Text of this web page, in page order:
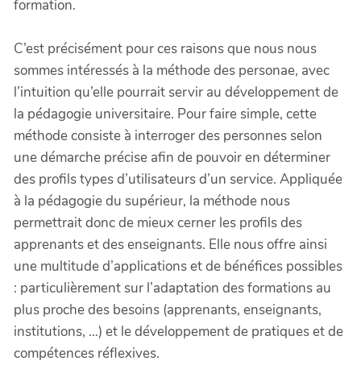
formation.
C’est précisément pour ces raisons que nous nous
sommes intéressés à la méthode des personae, avec
l’intuition qu’elle pourrait servir au développement de
la pédagogie universitaire. Pour faire simple, cette
méthode consiste à interroger des personnes selon
une démarche précise afin de pouvoir en déterminer
des profils types d’utilisateurs d’un service. Appliquée
à la pédagogie du supérieur, la méthode nous
permettrait donc de mieux cerner les profils des
apprenants et des enseignants. Elle nous offre ainsi
une multitude d’applications et de bénéfices possibles
: particulièrement sur l’adaptation des formations au
plus proche des besoins (apprenants, enseignants,
institutions, …) et le développement de pratiques et de
compétences réflexives.